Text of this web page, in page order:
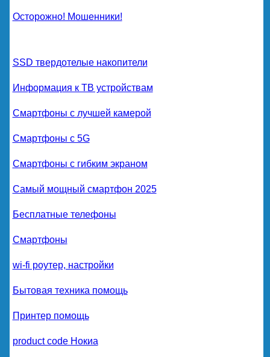
Осторожно! Мошенники!
SSD твердотелые накопители
Информация к ТВ устройствам
Смартфоны с лучшей камерой
Смартфоны с 5G
Смартфоны с гибким экраном
Самый мощный смартфон 2025
Бесплатные телефоны
Смартфоны
wi-fi роутер, настройки
Бытовая техника помощь
Принтер помощь
product code Нокиа